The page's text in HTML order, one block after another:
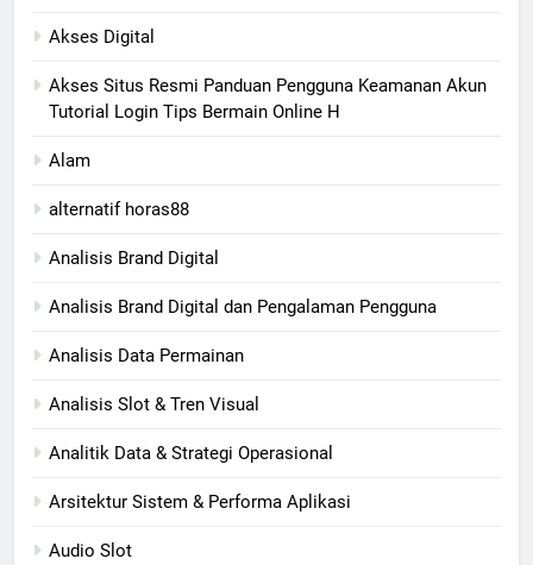
Akses Digital
Akses Situs Resmi Panduan Pengguna Keamanan Akun
Tutorial Login Tips Bermain Online H
Alam
alternatif horas88
Analisis Brand Digital
Analisis Brand Digital dan Pengalaman Pengguna
Analisis Data Permainan
Analisis Slot & Tren Visual
Analitik Data & Strategi Operasional
Arsitektur Sistem & Performa Aplikasi
Audio Slot